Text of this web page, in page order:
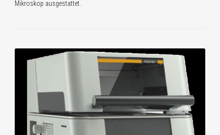
Mikroskop ausgestattet.